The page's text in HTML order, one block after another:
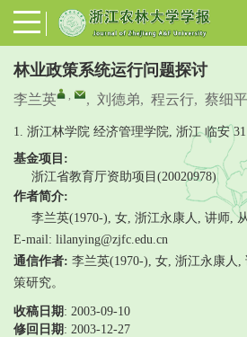
林业政策系统运行问题探讨
李兰英 , , 刘德弟, 程云行, 蔡细平
1. 浙江林学院 经济管理学院, 浙江 临安
基金项目:
浙江省教育厅资助项目(20020978)
作者简介:
李兰英(1970-), 女, 浙江永康人, 讲师,
E-mail: lilanying@zjfc.edu.cn
通信作者: 李兰英(1970-), 女, 浙江永康人
策研究。
收稿日期 : 2003-09-10
修回日期 : 2003-12-27